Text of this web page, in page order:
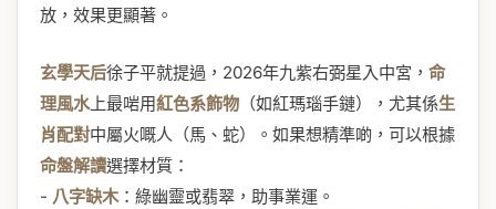
放，效果更顯著。
玄學天后徐子平就提過，2026年九紫右弼星入中宮， 命
理風水上最啱用紅色系飾物 （如紅瑪瑙手鏈），尤其係生
肖配對中屬火嘅人（馬、蛇）。如果想精準啲，可以根據
命盤解讀選擇材質：
- 八字缺木：綠幽靈或翡翠，助事業運。